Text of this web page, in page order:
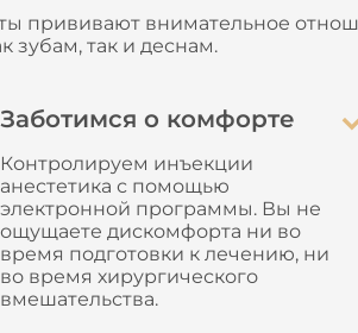
прививают внимательное
зубам, так и деснам.
Заботимся о комфорте
Контролируем инъекции
анестетика с помощью
электронной программы. Вы не
ощущаете дискомфорта ни во
время подготовки к лечению, ни
во время хирургического
вмешательства.